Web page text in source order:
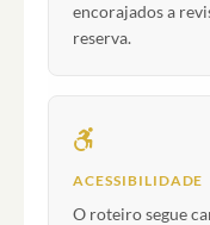
encorajados a
reserva.
ACESSIBILIDADE
O roteiro segue